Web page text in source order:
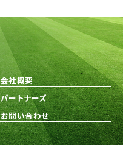
会社概要
パートナーズ
お問い合わせ